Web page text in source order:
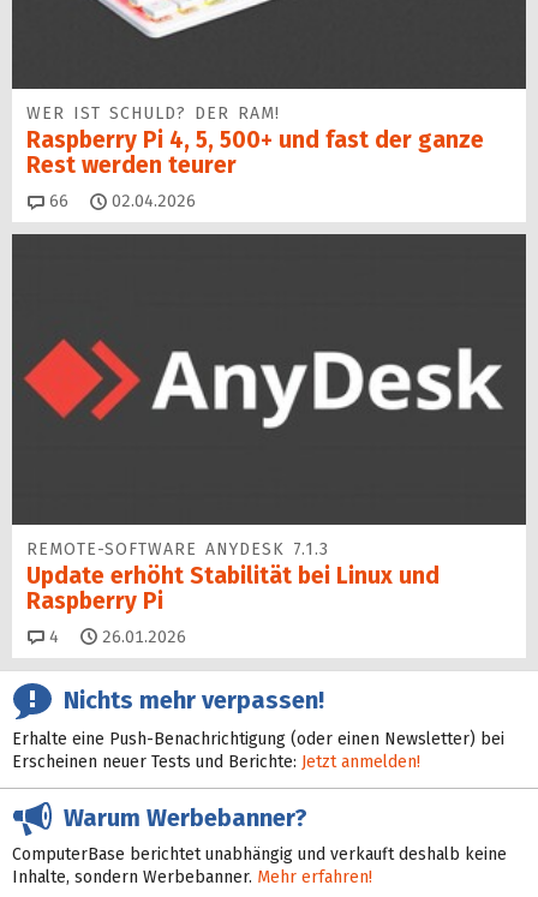
WER IST SCHULD? DER RAM!
Raspberry Pi 4, 5, 500+ und fast der ganze
Rest werden teurer
66 Kommentare
02.04.2026
REMOTE-SOFTWARE ANYDESK 7.1.3
Update erhöht Sta­bi­lität bei Linux und
Raspberry Pi
4 Kommentare
26.01.2026
Nichts mehr verpassen!
Erhalte eine Push-Benachrichtigung (oder einen Newsletter) bei
Erscheinen neuer Tests und Berichte: Jetzt anmelden!
Warum Werbebanner?
ComputerBase berichtet unabhängig und verkauft deshalb keine
Inhalte, sondern Werbebanner. Mehr erfahren!